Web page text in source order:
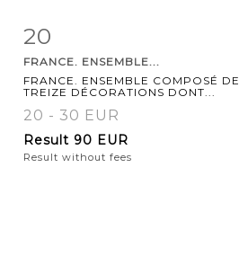
Item detail
20
FRANCE. ENSEMBLE...
FRANCE. ENSEMBLE COMPOSÉ DE
TREIZE DÉCORATIONS DONT...
20 - 30 EUR
Result 90 EUR
Result without fees